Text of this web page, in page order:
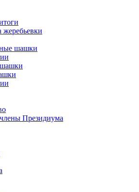
шашки
Президиума